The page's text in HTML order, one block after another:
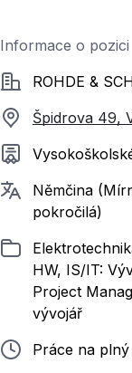
Informace o pozici
SpolečnostROHDE &
Špidrova 49,
Požadované vzdělání
Požadované jazyky
Němčina
pokročilá)
Zařazeno
HW, IS/IT:
Project
vývojář
Typ pracovního
Práce na